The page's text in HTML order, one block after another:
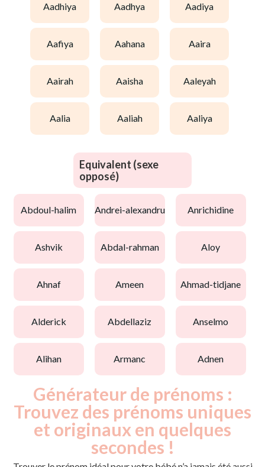
aadhiya aadhya aadiya
aafiya aahana aaira
aairah aaisha aaleyah
aalia aaliah aaliya
Equivalent (sexe
opposé)
abdoul-halim andrei-alexandru anrichidine
ashvik abdal-rahman aloy
ahnaf ameen ahmad-tidjane
alderick abdellaziz anselmo
alihan armanc adnen
Générateur de prénoms :
Trouvez des prénoms uniques
et originaux en quelques
secondes !